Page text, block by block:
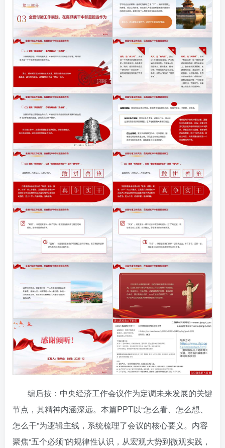
编后按：中央经济工作会议作为定调未来发展的关键
节点，其精神内涵深远。本篇PPT以“怎么看、怎么想、
怎么干”为逻辑主线，系统梳理了会议的核心要义。内容
聚焦“五个必须”的规律性认识，从宏观大势到微观实践，